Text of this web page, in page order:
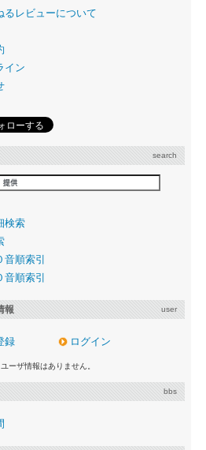
るレビューについて
イン
search
検索
順索引
順索引
報 user
録 ログイン
ーザ情報はありません。
bbs